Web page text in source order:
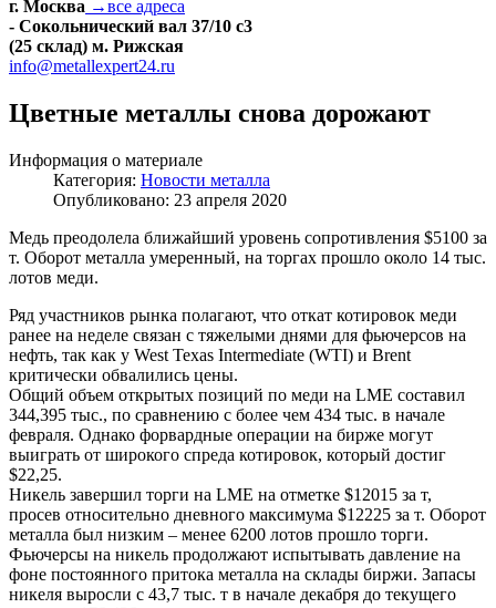
г. Москва →все адреса
- Сокольнический вал 37/10 с3
(25 склад) м. Рижская
info@metallexpert24.ru
Цветные металлы снова дорожают
Информация о материале
Категория: Новости металла
Опубликовано: 23 апреля 2020
Медь преодолела ближайший уровень сопротивления $5100 за
т. Оборот металла умеренный, на торгах прошло около 14 тыс.
лотов меди.
Ряд участников рынка полагают, что откат котировок меди
ранее на неделе связан с тяжелыми днями для фьючерсов на
нефть, так как у West Texas Intermediate (WTI) и Brent
критически обвалились цены.
Общий объем открытых позиций по меди на LME составил
344,395 тыс., по сравнению с более чем 434 тыс. в начале
февраля. Однако форвардные операции на бирже могут
выиграть от широкого спреда котировок, который достиг
$22,25.
Никель завершил торги на LME на отметке $12015 за т,
просев относительно дневного максимума $12225 за т. Оборот
металла был низким – менее 6200 лотов прошло торги.
Фьючерсы на никель продолжают испытывать давление на
фоне постоянного притока металла на склады биржи. Запасы
никеля выросли с 43,7 тыс. т в начале декабря до текущего